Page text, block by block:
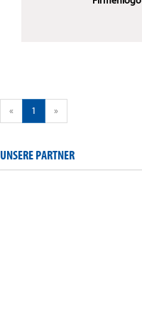
« 1 »
UNSERE PARTNER